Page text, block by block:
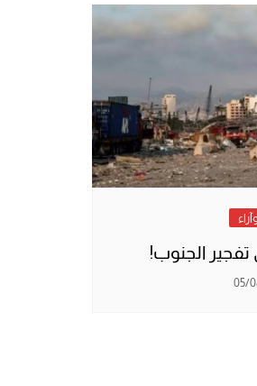
الجنوب!
05/